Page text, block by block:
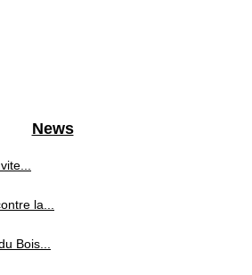
News
la...
Bois...